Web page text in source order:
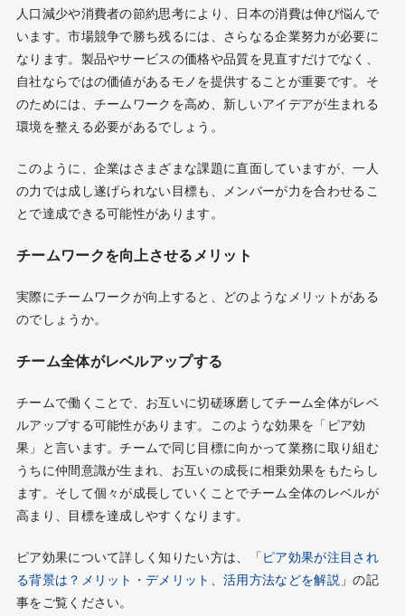
人口減少や消費者の節約思考により、日本の消費は伸び悩んで
います。市場競争で勝ち残るには、さらなる企業努力が必要に
なります。製品やサービスの価格や品質を見直すだけでなく、
自社ならではの価値があるモノを提供することが重要です。そ
のためには、チームワークを高め、新しいアイデアが生まれる
環境を整える必要があるでしょう。
このように、企業はさまざまな課題に直面していますが、一人
の力では成し遂げられない目標も、メンバーが力を合わせるこ
とで達成できる可能性があります。
チームワークを向上させるメリット
実際にチームワークが向上すると、どのようなメリットがある
のでしょうか。
チーム全体がレベルアップする
チームで働くことで、お互いに切磋琢磨してチーム全体がレベ
ルアップする可能性があります。このような効果を「ピア効
果」と言います。チームで同じ目標に向かって業務に取り組む
うちに仲間意識が生まれ、お互いの成長に相乗効果をもたらし
ます。そして個々が成長していくことでチーム全体のレベルが
高まり、目標を達成しやすくなります。
ピア効果について詳しく知りたい方は、「 ピア効果が注目され
る背景は？メリット・デメリット、活用方法などを解説 」の記
事をご覧ください。